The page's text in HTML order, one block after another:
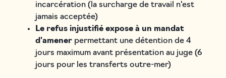
incarcération (la surcharge de travail n'est
jamais acceptée)
Le refus injustifié expose à un mandat
d'amenerpermettant une détention de 4
jours maximum avant présentation au juge (6
jours pour les transferts outre-mer)